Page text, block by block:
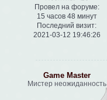
Провел на форуме:
15 часов 48 минут
Последний визит:
2021-03-12 19:46:26
Game Master
Мистер неожиданность